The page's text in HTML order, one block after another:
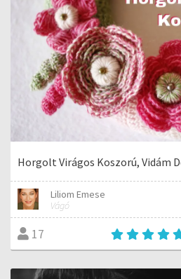
Horgolt Virágos Koszorú, Vidám
Liliom Emese
Vágó
17